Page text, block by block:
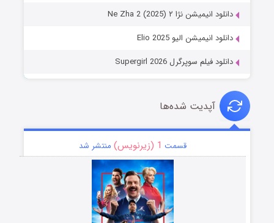
دانلود انیمیشن نژا ۲ Ne Zha 2 (2025)
دانلود انیمیشن الیو Elio 2025
دانلود فیلم سوپرگرل Supergirl 2026
آپدیت شده‌ها
قسمت 1 (زیرنویس) منتشر شد